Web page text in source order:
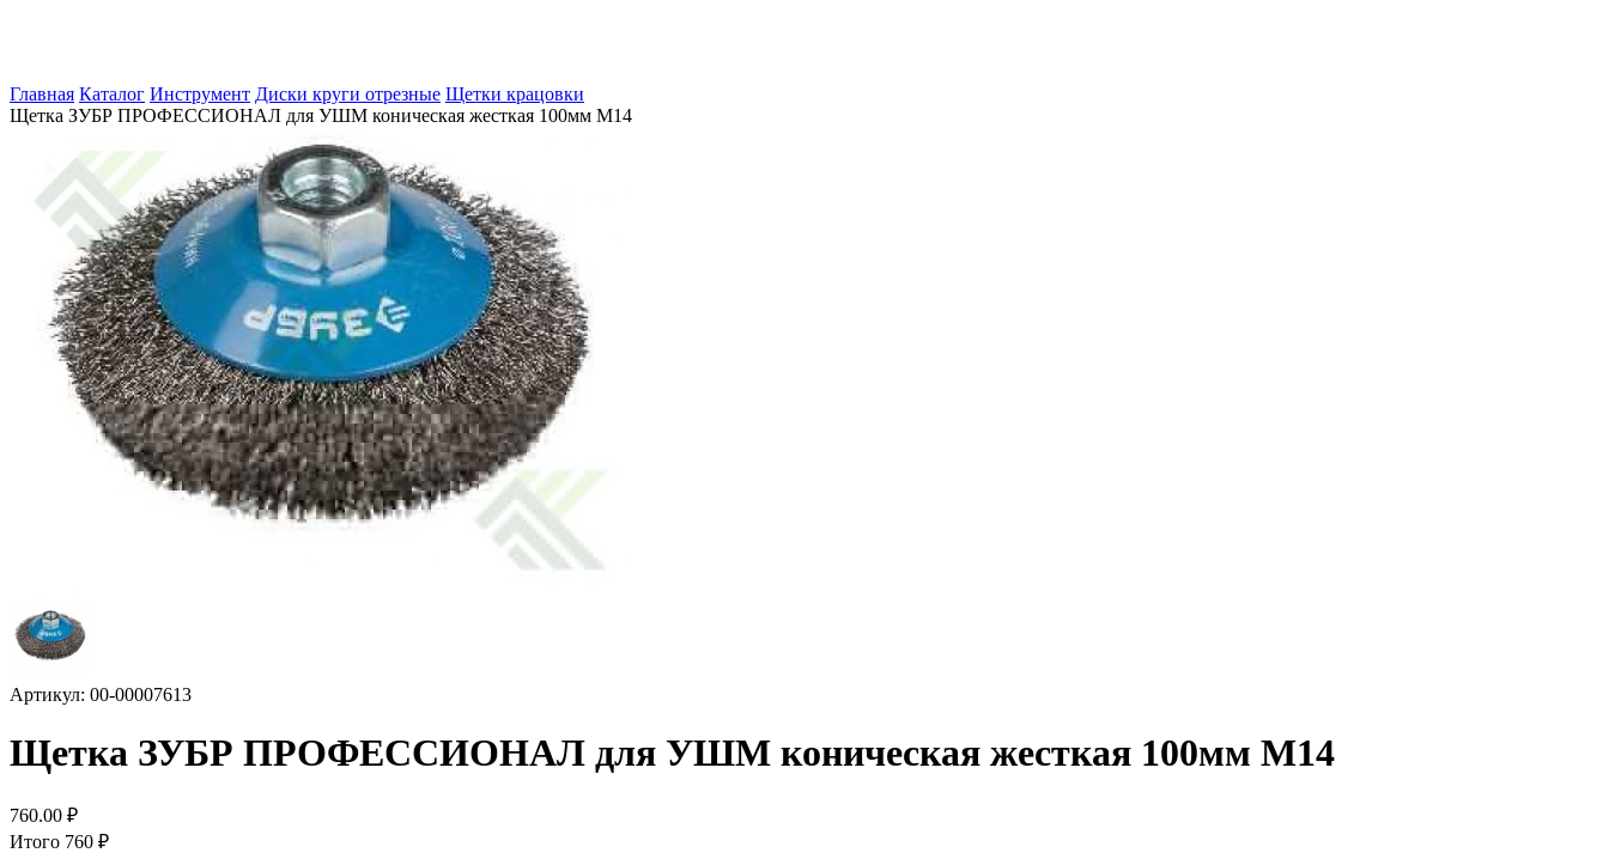
Главная Каталог Инструмент Диски круги отрезные Щетки крацовки
Щетка ЗУБР ПРОФЕССИОНАЛ для УШМ коническая жесткая 100мм М14
Артикул: 00-00007613
Щетка ЗУБР ПРОФЕССИОНАЛ для УШМ коническая жесткая 100мм М14
760.00 ₽
Итого 760 ₽